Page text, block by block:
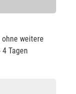
weitere
Tagen